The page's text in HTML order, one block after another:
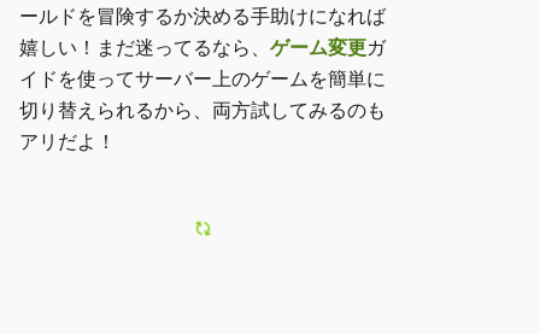
ールドを冒険するか決める手助けになれば
嬉しい！まだ迷ってるなら、 ゲーム変更ガ
イドを使ってサーバー上のゲームを簡単に
切り替えられるから、両方試してみるのも
アリだよ！